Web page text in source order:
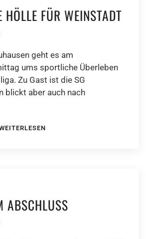
HÖLLE FÜR WEINSTADT
geht es am
ums sportliche Überleben
Zu Gast ist die SG
blickt aber auch nach
ABSCHLUSS